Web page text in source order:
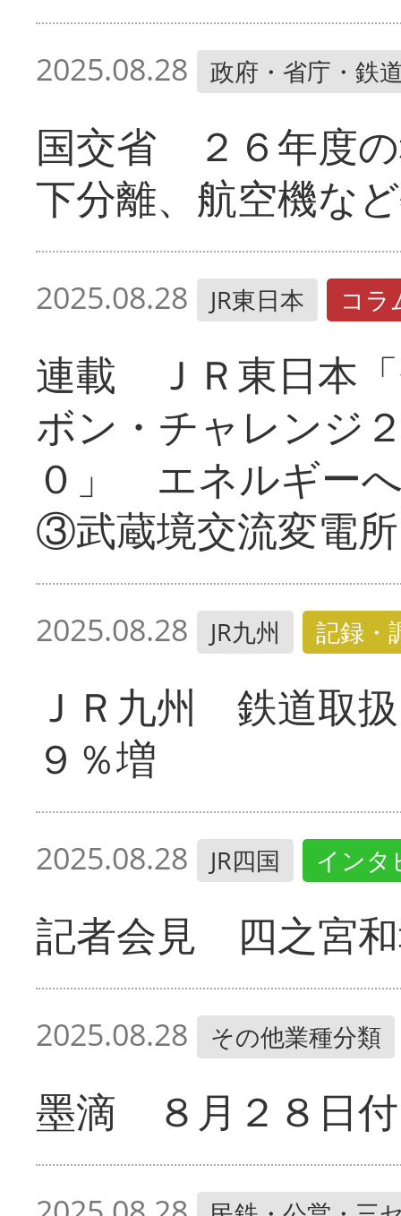
2025.08.28 政府・省庁・鉄
国交省 ２６年度
下分離、航空機な
2025.08.28 JR東日本 コラ
連載 ＪＲ東日本
ボン・チャレンジ
０」 エネルギー
③武蔵境交流変電
2025.08.28 JR九州 記録・
ＪＲ九州 鉄道取
９％増
2025.08.28 JR四国 インタ
記者会見 四之宮
2025.08.28 その他業種分類
墨滴 ８月２８日付